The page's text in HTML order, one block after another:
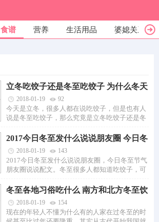
食谱 营养 生活用品 婆媳关系
立冬吃饺子还是冬至吃饺子 为什么冬天
就要吃饺子
2018-01-19 92
今天是立冬，很多人都在说吃饺子，但是也有人
说是冬至吃饺子，那么究竟是立冬吃饺子还是冬
2017今日冬至发什么说说朋友圈 今日冬
至节气朋友圈说说配文
2018-01-19 143
2017今日冬至发什么说说朋友圈，今日冬至节气
朋友圈说说配文。冬至很多人都知道吃饺子，可
冬至各地习俗吃什么 南方和北方冬至饮
食有什么区别
2018-01-19 154
现在的年轻人不懂为什么有的人家在过冬至的时